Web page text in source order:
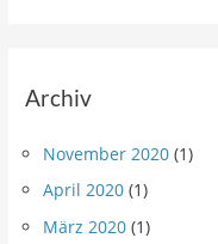
Archiv
November 2020 (1)
April 2020 (1)
März 2020 (1)